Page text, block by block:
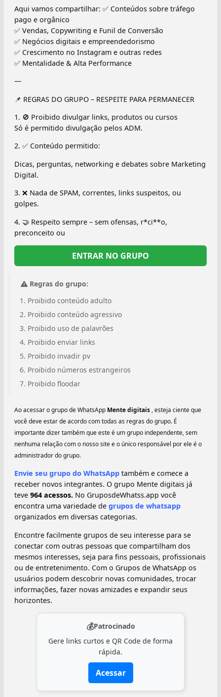
Aqui vamos compartilhar: ✅ Conteúdos sobre tráfego
pago e orgânico
✅ Vendas, Copywriting e Funil de Conversão
✅ Negócios digitais e empreendedorismo
✅ Crescimento no Instagram e outras redes
✅ Mentalidade & Alta Performance
—
📌 REGRAS DO GRUPO – RESPEITE PARA PERMANECER
1. 🚫 Proibido divulgar links, produtos ou cursos
Só é permitido divulgação pelos ADM.
2. ✅ Conteúdo permitido:
Dicas, perguntas, networking e debates sobre Marketing
Digital.
3. ❌ Nada de SPAM, correntes, links suspeitos, ou
golpes.
4. 🤝 Respeito sempre – sem ofensas, r*ci**o,
preconceito ou
ENTRAR NO GRUPO
Regras do grupo:
Proibido conteúdo adulto
Proibido conteúdo agressivo
Proibido uso de palavrões
Proibido enviar links
Proibido invadir pv
Proibido números estrangeiros
Proibido floodar
Ao acessar o grupo de WhatsApp Mente digitais , esteja ciente que
você deve estar de acordo com todas as regras do grupo. É
importante dizer também que este é um grupo independente, sem
nenhuma relação com o nosso site e o único responsável por ele é o
administrador do grupo.
Envie seu grupo do WhatsApp também e comece a
receber novos integrantes. O grupo Mente digitais já
teve 964 acessos. No GruposdeWhatss.app você
encontra uma variedade de grupos de whatsapp
organizados em diversas categorias.
Encontre facilmente grupos de seu interesse para se
conectar com outras pessoas que compartilham dos
mesmos interesses, seja para fins pessoais, profissionais
ou de entretenimento. Com o Grupos de WhatsApp os
usuários podem descobrir novas comunidades, trocar
informações, fazer novas amizades e expandir seus
horizontes.
💰Patrocinado
Gere links curtos e QR Code de forma
rápida.
Acessar